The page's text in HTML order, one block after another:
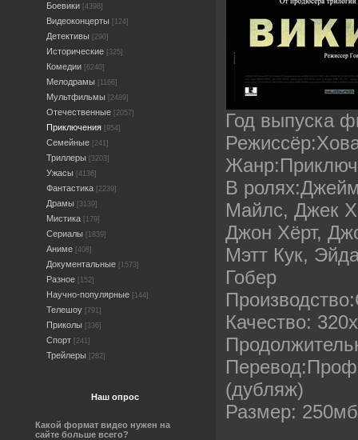
Боевики [4398]
Видеоконцерты [124]
Детективы [290]
Исторические [325]
Комедии [6240]
Мелодрамы [1166]
Мультфильмы [2489]
Отечественные [2057]
Приключения [954]
Семейные [241]
Триллеры [3203]
Ужасы [4136]
Фантастика [2239]
Драмы [3139]
Мистика [179]
Сериалы [1839]
Аниме [408]
Документальные [1573]
Разное [152]
Научно-популярные [144]
Телешоу [791]
Приколы [336]
Спорт [241]
Трейлеры [282]
Наш опрос
Какой формат видео нужен на
сайте больше всего?
Год выпуска
В
Майлс, Джек
Джон Хёрт,
Мэтт Кук,
Гобер
Качество:
(дубляж)
Размер: 250мб